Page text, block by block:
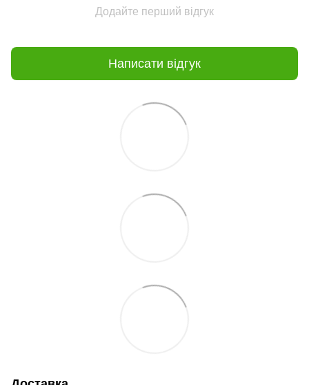
Додайте перший відгук
Написати відгук